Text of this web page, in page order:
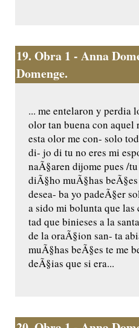
19. Obra 1 - Anna
Domenge.
... me entelaron y perdia
olor tan buena con
esta olor me con- solo
di- jo di tu no eres mi
naÃ§aren dijome pues /
diÃ§ho muÃ§has
desea- ba yo padeÃ§er
a sido mi bolunta que
tad que binieses a la
de la oraÃ§ion san- ta
muÃ§has beÃ§es te me
deÃ§ias que si era...